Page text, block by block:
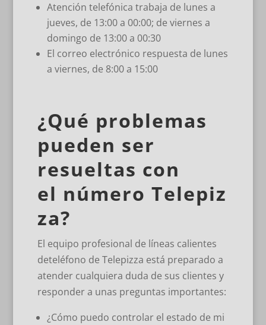
Atención telefónica trabaja de lunes a
jueves, de 13:00 а 00:00; de viernes a
domingo de 13:00 a 00:30
El correo electrónico respuesta de lunes
a viernes, de 8:00 a 15:00
¿Qué problemas
pueden ser
resueltas con
el número Telepiz
za?
El equipo profesional de líneas calientes
deteléfono de Telepizza está preparado a
atender cualquiera duda de sus clientes y
responder a unas preguntas importantes:
¿Cómo puedo controlar el estado de mi